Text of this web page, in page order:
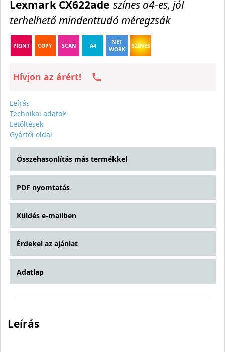
Lexmark CX622ade színes a4-es, jól
terhelhető mindenttudó méregzsák
PRINT COPY SCAN A4
NET
WORK
SZÍNES
Hívjon az árért!
Leírás
Technikai adatok
Letöltések
Gyártói oldal
Összehasonlítás más termékkel
PDF nyomtatás
Küldés e-mailben
Érdekel az ajánlat
Adatlap
Leírás